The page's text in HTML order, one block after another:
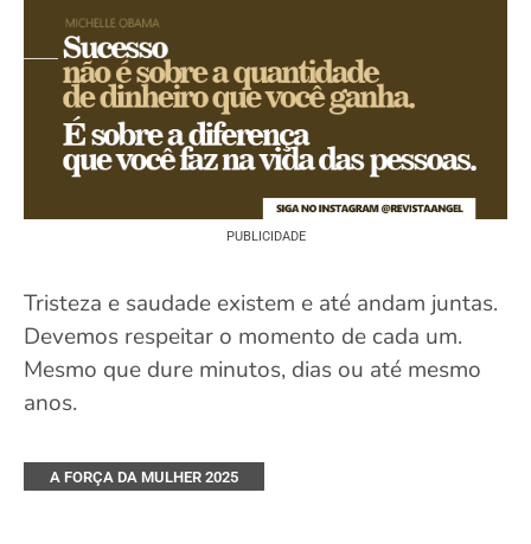
PUBLICIDADE
Tristeza e saudade existem e até andam juntas.
Devemos respeitar o momento de cada um.
Mesmo que dure minutos, dias ou até mesmo
anos.
A FORÇA DA MULHER 2025